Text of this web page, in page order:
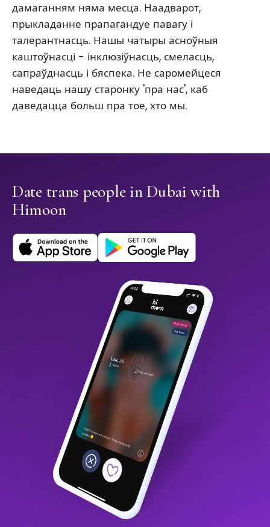
дамаганням няма месца. Наадварот,
прыкладанне прапагандуе павагу і
талерантнасць. Нашы чатыры асноўныя
каштоўнасці - інклюзіўнасць, смеласць,
сапраўднасць і бяспека. Не саромейцеся
наведаць нашу старонку 'пра нас', каб
даведацца больш пра тое, хто мы.
Date trans people in Dubai with
Himoon